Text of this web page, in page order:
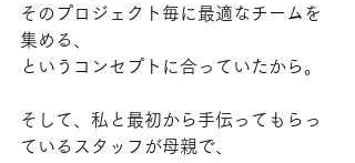
そのプロジェクト毎に最適なチームを
集める、
というコンセプトに合っていたから。
そして、私と最初から手伝ってもらっ
ているスタッフが母親で、